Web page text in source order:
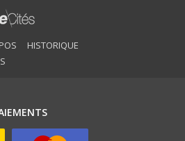
HISTORIQUE